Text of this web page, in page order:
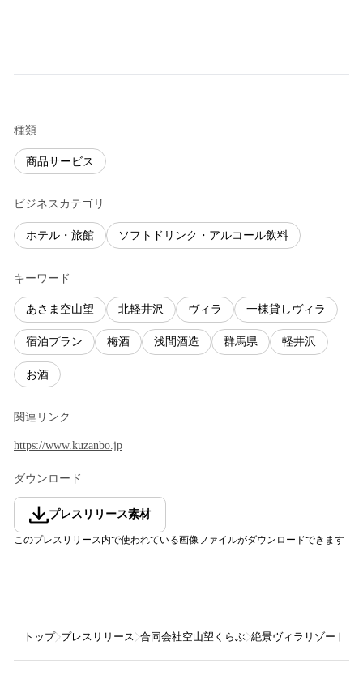
種類
商品サービス
ビジネスカテゴリ
ホテル・旅館 ソフトドリンク・アルコール飲料
キーワード
あさま空山望 北軽井沢 ヴィラ 一棟貸しヴィラ
宿泊プラン 梅酒 浅間酒造 群馬県 軽井沢
お酒
関連リンク
https://www.kuzanbo.jp
ダウンロード
プレスリリース素材
このプレスリリース内で使われている画像ファイルがダウンロードできます
トップ プレスリリース 合同会社空山望くらぶ 絶景ヴィラリゾート「